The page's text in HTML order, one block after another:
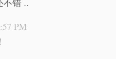
不错 ..
PM